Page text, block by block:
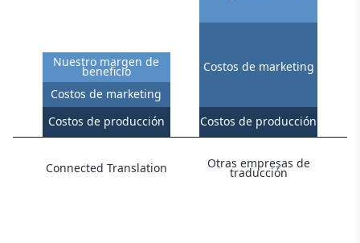
Costos de producción
Costos de marketing
Nuestro margen de
beneficio
Costos de producción
Costos de marketing
Connected Translation Otras empresas de
traducción